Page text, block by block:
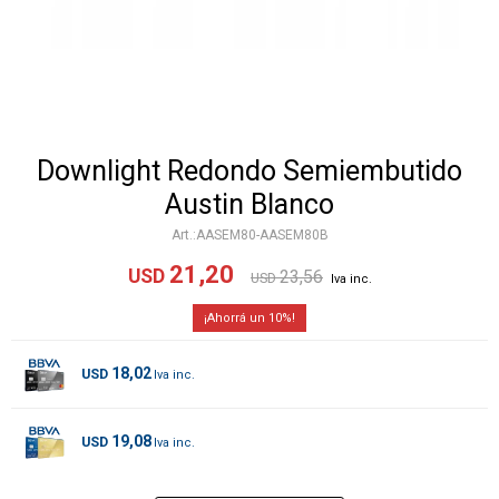
Downlight Redondo Semiembutido
Austin Blanco
AASEM80-AASEM80B
USD 21,20 USD 23,56
10
USD 18,02
USD 19,08